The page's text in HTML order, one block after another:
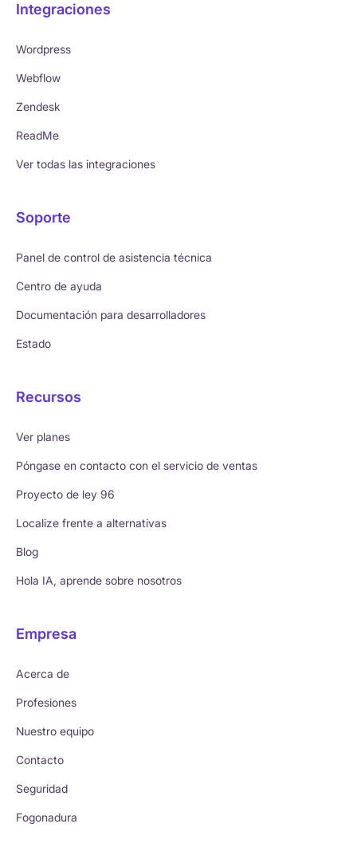
Integraciones
Wordpress
Webflow
Zendesk
ReadMe
Ver todas las integraciones
Soporte
Panel de control de asistencia técnica
Centro de ayuda
Documentación para desarrolladores
Estado
Recursos
Ver planes
Póngase en contacto con el servicio de ventas
Proyecto de ley 96
Localize frente a alternativas
Blog
Hola IA, aprende sobre nosotros
Empresa
Acerca de
Profesiones
Nuestro equipo
Contacto
Seguridad
Fogonadura